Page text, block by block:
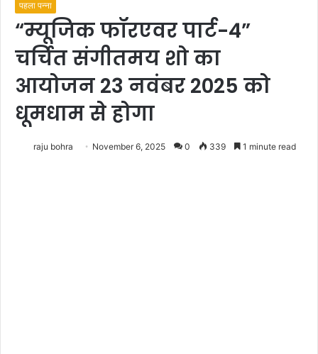
पहला पन्ना
“म्यूजिक फॉरएवर पार्ट-4”
चर्चित संगीतमय शो का
आयोजन 23 नवंबर 2025 को
धूमधाम से होगा
raju bohra November 6, 2025 0 339 1 minute read